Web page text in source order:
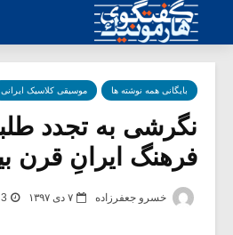
بایگانی همه نوشته ها موسیقی کلاسیک ایرانی
نگرشی به تجدد
فرهنگ ایرانِ قرن
خسرو جعفرزاده ۷ دی ۱۳۹۷ 3 برچسب -